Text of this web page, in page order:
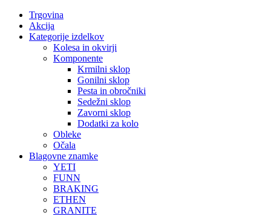
Trgovina
Akcija
Kategorije izdelkov
Kolesa in okvirji
Komponente
Krmilni sklop
Gonilni sklop
Pesta in obročniki
Sedežni sklop
Zavorni sklop
Dodatki za kolo
Obleke
Očala
Blagovne znamke
YETI
FUNN
BRAKING
ETHEN
GRANITE